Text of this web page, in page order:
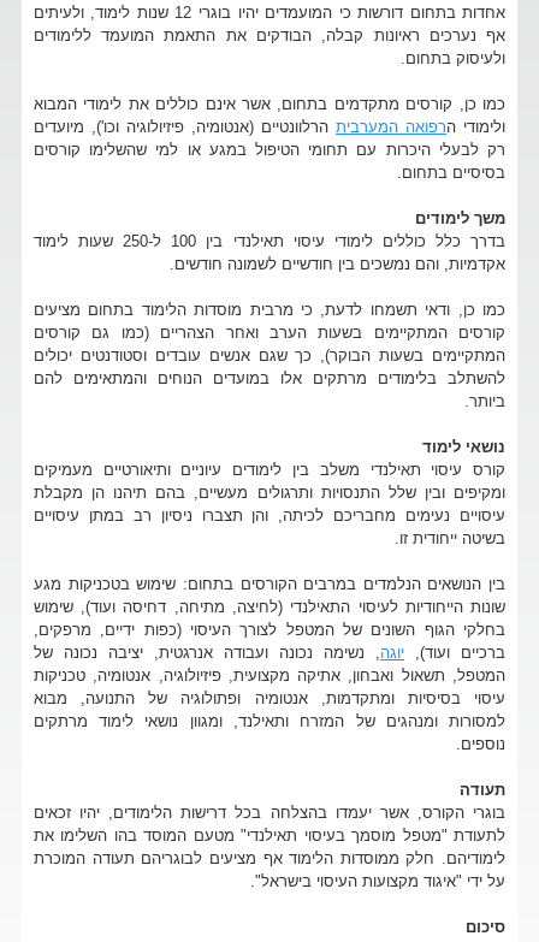
אחדות בתחום דורשות כי המועמדים יהיו בוגרי 12 שנות לימוד, ולעיתים
אף נערכים ראיונות קבלה, הבודקים את התאמת המועמד ללימודים
ולעיסוק בתחום.
כמו כן, קורסים מתקדמים בתחום, אשר אינם כוללים את לימודי המבוא
ולימודי הרפואה המערביתהרלוונטיים (אנטומיה, פיזיולוגיה וכו'), מיועדים
רק לבעלי היכרות עם תחומי הטיפול במגע או למי שהשלימו קורסים
בסיסיים בתחום.
משך לימודים
בדרך כלל כוללים לימודי עיסוי תאילנדי בין 100 ל-250 שעות לימוד
אקדמיות, והם נמשכים בין חודשיים לשמונה חודשים.
כמו כן, ודאי תשמחו לדעת, כי מרבית מוסדות הלימוד בתחום מציעים
קורסים המתקיימים בשעות הערב ואחר הצהריים (כמו גם קורסים
המתקיימים בשעות הבוקר), כך שגם אנשים עובדים וסטודנטים יכולים
להשתלב בלימודים מרתקים אלו במועדים הנוחים והמתאימים להם
ביותר.
נושאי לימוד
קורס עיסוי תאילנדי משלב בין לימודים עיוניים ותיאורטיים מעמיקים
ומקיפים ובין שלל התנסויות ותרגולים מעשיים, בהם תיהנו הן מקבלת
עיסויים נעימים מחבריכם לכיתה, והן תצברו ניסיון רב במתן עיסויים
בשיטה ייחודית זו.
בין הנושאים הנלמדים במרבים הקורסים בתחום: שימוש בטכניקות מגע
שונות הייחודיות לעיסוי התאילנדי (לחיצה, מתיחה, דחיסה ועוד), שימוש
בחלקי הגוף השונים של המטפל לצורך העיסוי (כפות ידיים, מרפקים,
ברכיים ועוד), יוגה , נשימה נכונה ועבודה אנרגטית, יציבה נכונה של
המטפל, תשאול ואבחון, אתיקה מקצועית, פיזיולוגיה, אנטומיה, טכניקות
עיסוי בסיסיות ומתקדמות, אנטומיה ופתולוגיה של התנועה, מבוא
למסורות ומנהגים של המזרח ותאילנד, ומגוון נושאי לימוד מרתקים
נוספים.
תעודה
בוגרי הקורס, אשר יעמדו בהצלחה בכל דרישות הלימודים, יהיו זכאים
לתעודת "מטפל מוסמך בעיסוי תאילנדי" מטעם המוסד בהו השלימו את
לימודיהם. חלק ממוסדות הלימוד אף מציעים לבוגריהם תעודה המוכרת
על ידי "איגוד מקצועות העיסוי בישראל".
סיכום